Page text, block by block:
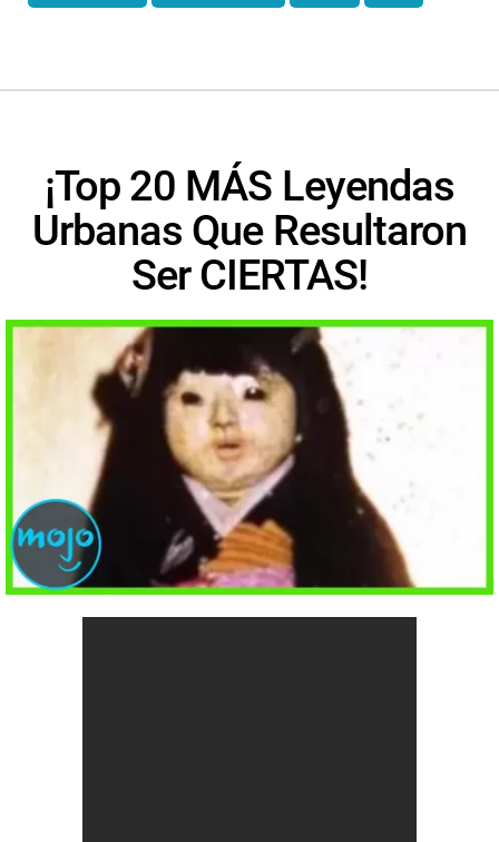
¡Top 20 MÁS Leyendas
Urbanas Que Resultaron
Ser CIERTAS!